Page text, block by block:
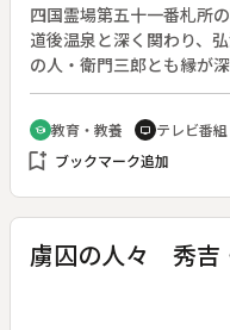
四国霊場第五十一番札所
道後温泉と深く関わり、
の人・衛門三郎とも縁が
三郎伝説によって石手寺
由来記、遍路信仰などを
んだ古刹の石手寺の全貌
いお遍路さんの八十八ヶ
文化財】石手寺本堂・三
摩堂、石手寺銅鐘、松山
school 教育・教養 tv テレビ番組
bookmark_add ブックマーク追加
虜囚の人々 秀吉